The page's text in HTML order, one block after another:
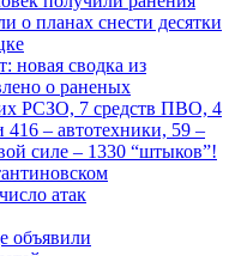
о планах снести десятки
новая сводка из
о раненых
РСЗО, 7 средств ПВО, 4
416 – автотехники, 59 –
силе – 1330 “штыков”!
атак
объявили